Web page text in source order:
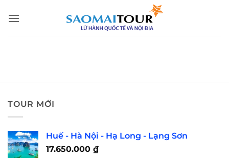
qua
TOUR MỚI
Huế - Hà Nội - Hạ Long - Lạng Sơn
17.650.000 ₫